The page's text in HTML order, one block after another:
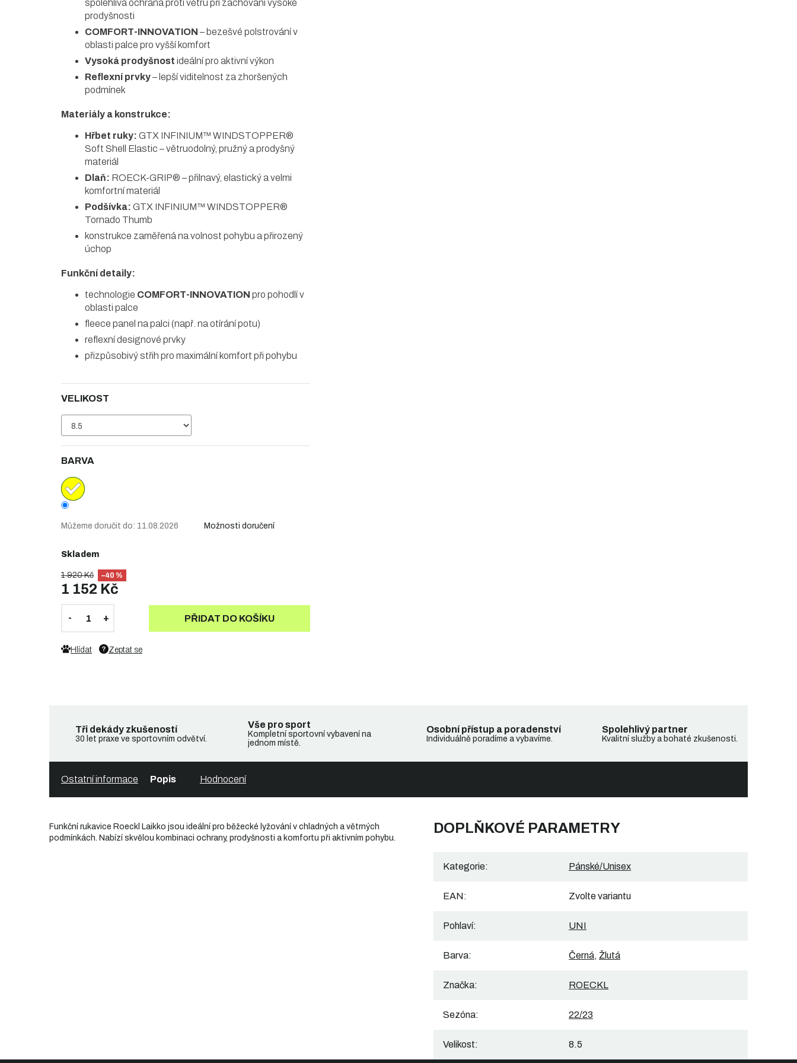
1 920 Kč –40 %
1 152 Kč
Skladem
VELIKOST
BARVA
Můžeme doručit do: 11.08.2026 Možnosti doručení
PŘIDAT DO KOŠÍKU
spolehlivá ochrana proti větru při zachování vysoké
prodyšnosti
COMFORT-INNOVATION – bezešvé polstrování v
oblasti palce pro vyšší komfort
Vysoká prodyšnost ideální pro aktivní výkon
Reflexní prvky– lepší viditelnost za zhoršených
podmínek
Materiály a konstrukce:
Hřbet ruky: GTX INFINIUM™ WINDSTOPPER®
Soft Shell Elastic – větruodolný, pružný a prodyšný
materiál
Dlaň: ROECK-GRIP® – přilnavý, elastický a velmi
komfortní materiál
Podšívka: GTX INFINIUM™ WINDSTOPPER®
Tornado Thumb
konstrukce zaměřená na volnost pohybu a přirozený
úchop
Funkční detaily:
technologie COMFORT-INNOVATION pro pohodlí v
oblasti palce
fleece panel na palci (např. na otírání potu)
reflexní designové prvky
přizpůsobivý střih pro maximální komfort při pohybu
Zeptat se
Hlídat
Tři dekády zkušeností
30 let praxe ve sportovním odvětví.
Vše pro sport
Kompletní sportovní vybavení na
jednom místě.
Osobní přístup a poradenství
Individuálně poradíme a vybavíme.
Spolehlivý partner
Kvalitní služby a bohaté zkušenosti.
Popis Hodnocení
Ostatní informace
Funkční rukavice Roeckl Laikko jsou ideální pro běžecké lyžování v chladných a větrných
podmínkách. Nabízí skvělou kombinaci ochrany, prodyšnosti a komfortu při aktivním pohybu.
DOPLŇKOVÉ PARAMETRY
Kategorie: Pánské/Unisex
EAN: Zvolte variantu
Pohlaví: UNI
Barva: Černá, Žlutá
Značka: ROECKL
Sezóna: 22/23
Velikost: 8.5